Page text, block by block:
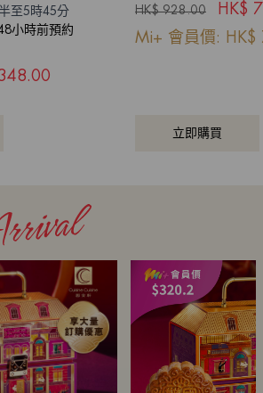
至5時45分
小時前預約
客將獲獻一份珍稀「
五款矜貴果王包括
HK$ 928.00 HK$
Mi+ 會員價: HK$
立即購買